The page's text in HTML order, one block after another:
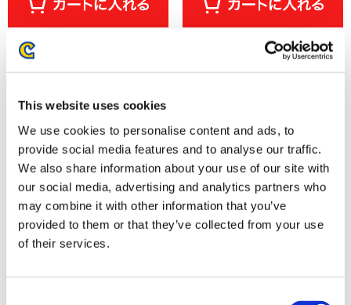
This website uses cookies
We use cookies to personalise content and ads, to
provide social media features and to analyse our traffic.
We also share information about your use of our site with
our social media, advertising and analytics partners who
may combine it with other information that you’ve
provided to them or that they’ve collected from your use
of their services.
モンスターハンター モンでふぉ
ハンドタオル アルシュベルド
モンスターハンター モンでふぉ